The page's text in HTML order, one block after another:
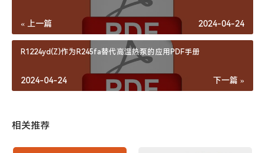
« 上一篇 2024-04-24
R1224yd(Z)作为R245fa替代高温热泵的应用PDF手册
下一篇 »
2024-04-24
相关推荐